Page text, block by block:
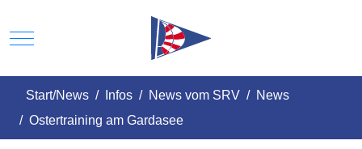
Mobile Menu Toggle
Start/News Infos News vom SRV
News
Ostertraining am Gardasee